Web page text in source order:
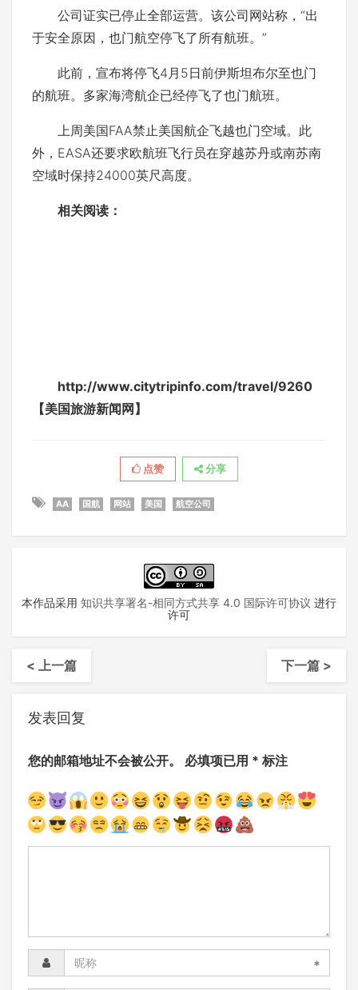
公司证实已停止全部运营。该公司网站称，“出
于安全原因，也门航空停飞了所有航班。”
此前，宣布将停飞4月5日前伊斯坦布尔至也门
的航班。多家海湾航企已经停飞了也门航班。
上周美国FAA禁止美国航企飞越也门空域。此
外，EASA还要求欧航班飞行员在穿越苏丹或南苏南
空域时保持24000英尺高度。
相关阅读：
http://www.citytripinfo.com/travel/9260
【美国旅游新闻网】
点赞 分享
AA 国航 网站 美国 航空公司
本作品采用 知识共享署名-相同方式共享 4.0 国际许可协议 进行
许可
< 上一篇 下一篇 >
发表回复
您的邮箱地址不会被公开。 必填项已用 * 标注
*